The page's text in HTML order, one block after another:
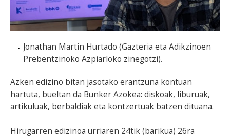
Jonathan Martin Hurtado (Gazteria eta Adikzinoen
Prebentzinoko Azpiarloko zinegotzi).
Azken edizino bitan jasotako erantzuna kontuan
hartuta, bueltan da Bunker Azokea: diskoak, liburuak,
artikuluak, berbaldiak eta kontzertuak batzen dituana.
Hirugarren edizinoa urriaren 24tik (barikua) 26ra